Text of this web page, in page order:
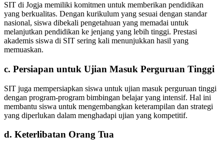
SIT di Jogja memiliki komitmen untuk memberikan pendidikan
yang berkualitas. Dengan kurikulum yang sesuai dengan standar
nasional, siswa dibekali pengetahuan yang memadai untuk
melanjutkan pendidikan ke jenjang yang lebih tinggi. Prestasi
akademis siswa di SIT sering kali menunjukkan hasil yang
memuaskan.
c. Persiapan untuk Ujian Masuk Perguruan Tinggi
SIT juga mempersiapkan siswa untuk ujian masuk perguruan tinggi
dengan program-program bimbingan belajar yang intensif. Hal ini
membantu siswa untuk mengembangkan keterampilan dan strategi
yang diperlukan dalam menghadapi ujian yang kompetitif.
d. Keterlibatan Orang Tua